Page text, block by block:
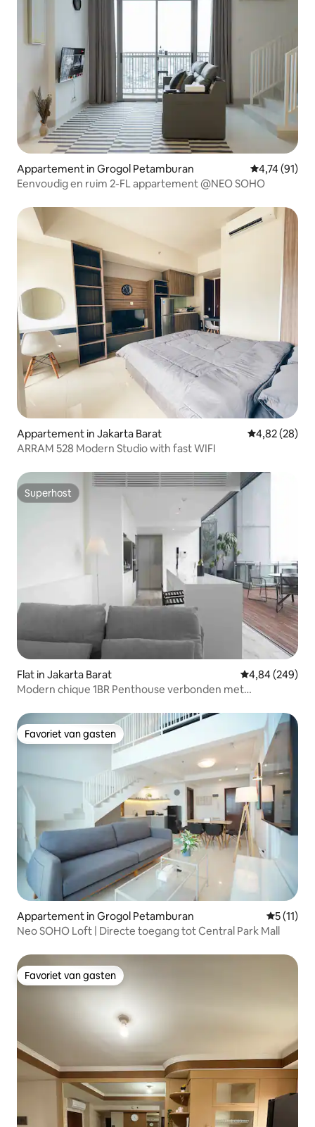
Appartement in Grogol Petamburan Gemiddelde
4,74 (91)
Eenvoudig en ruim 2-FL appartement @NEO SOHO
Appartement in Jakarta Barat Gemiddelde
4,82 (28)
ARRAM 528 Modern Studio with fast WIFI
Superhost
Superhost
Flat in Jakarta Barat Gemiddelde
4,84 (249)
Modern chique 1BR Penthouse verbonden met
Favoriet van gasten
Favoriet van gasten
Appartement in Grogol Petamburan
5 (11)
Neo SOHO Loft | Directe toegang tot Central Park Mall
Favoriet van gasten
Favoriet van gasten